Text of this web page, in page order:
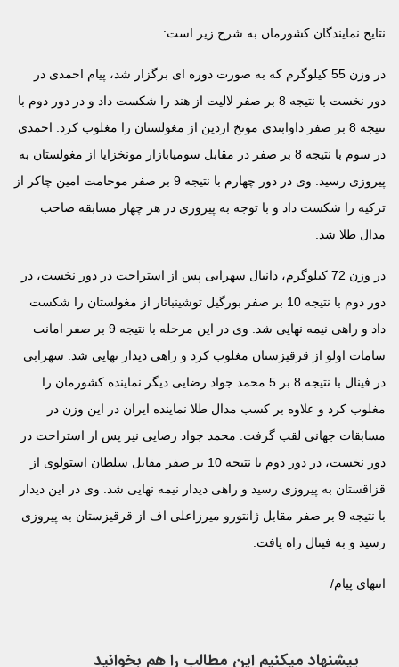
نتایج نمایندگان کشورمان به شرح زیر است:
در وزن 55 کیلوگرم که به صورت دوره ای برگزار شد، پیام احمدی در
دور نخست با نتیجه 8 بر صفر لالیت از هند را شکست داد و در دور دوم با
نتیجه 8 بر صفر داوابندی مونخ اردین از مغولستان را مغلوب کرد. احمدی
در سوم با نتیجه 8 بر صفر در مقابل سومیابازار مونخزایا از مغولستان به
پیروزی رسید. وی در دور چهارم با نتیجه 9 بر صفر موحامت امین چاکر از
ترکیه را شکست داد و با توجه به پیروزی در هر چهار مسابقه صاحب
مدال طلا شد.
در وزن 72 کیلوگرم، دانیال سهرابی پس از استراحت در دور نخست، در
دور دوم با نتیجه 10 بر صفر بورگیل توشینباتار از مغولستان را شکست
داد و راهی نیمه نهایی شد. وی در این مرحله با نتیجه 9 بر صفر امانت
سامات اولو از قرقیزستان مغلوب کرد و راهی دیدار نهایی شد. سهرابی
در فینال با نتیجه 8 بر 5 محمد جواد رضایی دیگر نماینده کشورمان را
مغلوب کرد و علاوه بر کسب مدال طلا نماینده ایران در این وزن در
مسابقات جهانی لقب گرفت. محمد جواد رضایی نیز پس از استراحت در
دور نخست، در دور دوم با نتیجه 10 بر صفر مقابل سلطان استولوی از
قزاقستان به پیروزی رسید و راهی دیدار نیمه نهایی شد. وی در این دیدار
با نتیجه 9 بر صفر مقابل ژانتورو میرزاعلی اف از قرقیزستان به پیروزی
رسید و به فینال راه یافت.
انتهای پیام/
پیشنهاد میکنیم این مطالب را هم بخوانید